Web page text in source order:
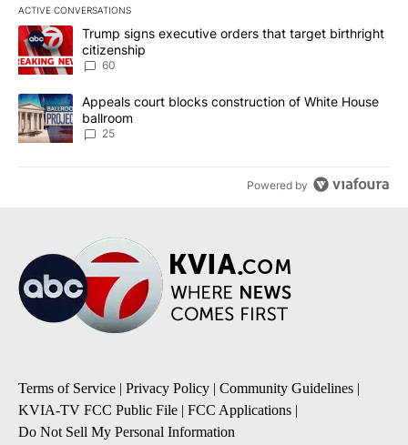
ACTIVE CONVERSATIONS
The following is a list of the most commented articles in the last
A trending article titled "Trump signs executive orders that
Trump signs executive orders that target birthright
citizenship
60
A trending article titled "Appeals court blocks construction of
Appeals court blocks construction of White House
ballroom
25
Powered by
Terms of Service | Privacy Policy | Community Guidelines |
KVIA-TV FCC Public File | FCC Applications |
Do Not Sell My Personal Information